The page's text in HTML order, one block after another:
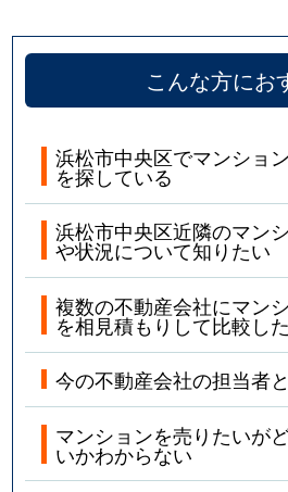
こんな方にお
浜松市中央区でマンショ
を探している
浜松市中央区近隣のマン
や状況について知りたい
複数の不動産会社にマン
を相見積もりして比較し
今の不動産会社の担当者
マンションを売りたいが
いかわからない